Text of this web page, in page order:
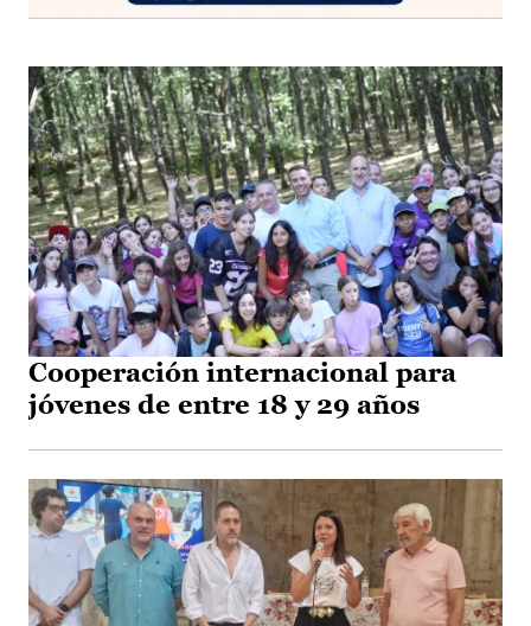
Cooperación internacional para
jóvenes de entre 18 y 29 años